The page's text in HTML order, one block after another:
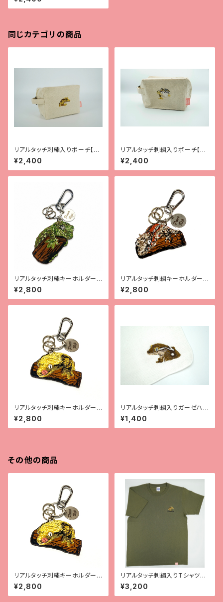
同じカテゴリの商品
リアルタッチ刺繍入りポーチ【全
4種】
¥2,400
リアルタッチ刺繍入りポーチ【レ
オパ（ハイイエロー）】
¥2,400
リアルタッチ刺繍キーホルダー
【チャホ】
¥2,800
リアルタッチ刺繍キーホルダー
【ガーゴ】
¥2,800
リアルタッチ刺繍キーホルダー
【クレス】
¥2,800
リアルタッチ刺繍入りガーゼハン
カチ【全4種】
¥1,400
その他の商品
リアルタッチ刺繍キーホルダー
【クレス】
¥2,800
リアルタッチ刺繡入りTシャツ
【クレス】
¥3,200